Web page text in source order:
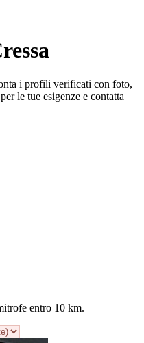
i profili verificati con foto,
le tue esigenze e contatta
entro 10 km.